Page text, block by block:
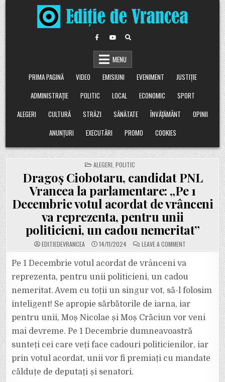
Skip
to
content
MENU
PRIMA PAGINĂ
VIDEO EMISIUNI EVENIMENT
JUSTIȚIE
ADMINISTRAȚIE
POLITIC LOCAL ECONOMIC
SPORT
ALEGERI
CULTURĂ STRĂZI SĂNĂTATE ÎNVĂȚĂMÂNT
OPINII
ANUNȚURI
EXECUTĂRI PROMO COOKIES
POSTED
IN
ALEGERI POLITIC
Dragoș Ciobotaru, candidat PNL
Vrancea la parlamentare: „Pe 1
Decembrie votul acordat de vrânceni
va reprezenta, pentru unii
politicieni, un cadou nemeritat”
EDITIEDEVRANCEA 14/11/2024 LEAVE A COMMENT
DRAGOȘ
CANDIDAT
PNL
VRANCEA
LA
PARLAMENTARE:
„PE
DECEMBRIE
ACORDAT
DE
VRÂNCENI
VA
REPREZENTA,
PENTRU
POLITICIENI,
Pe 1 Decembrie votul acordat de vrânceni va
reprezenta, pentru unii politicieni, un cadou
nemeritat. Avem cu toții un singur vot, să-l folosim
inteligent! Se apropie sărbătorile de iarna, iar
pentru unii, Moș Nicolae și Moș Crăciun vor veni
mai devreme. Pe 1 Decembrie dumneavoastră
sunteți cei care veți face cadouri politicienilor, iar
prin votul acordat, unii vor fi premiați cu mandate
călduțe de deputați și senatori.